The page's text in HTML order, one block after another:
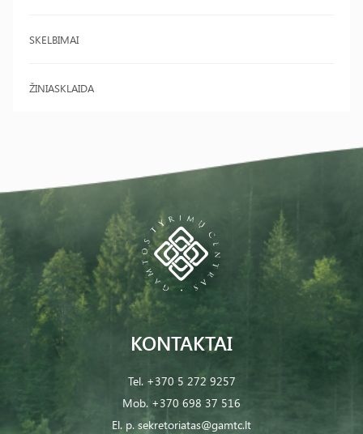
SKELBIMAI
ŽINIASKLAIDA
KONTAKTAI
Tel. +370 5 272 9257
Mob. +370 698 37 516
El. p. sekretoriatas@gamtc.lt